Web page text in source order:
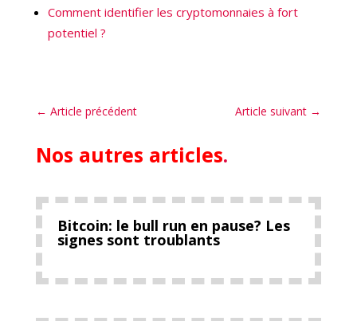
Comment identifier les cryptomonnaies à fort
potentiel ?
← Article précédent Article suivant →
Nos autres articles.
Bitcoin: le bull run en pause? Les
signes sont troublants